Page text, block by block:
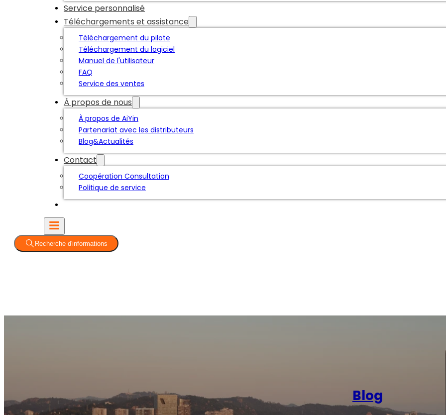
Service personnalisé
Téléchargements et assistance
Téléchargement du pilote
Téléchargement du logiciel
Manuel de l'utilisateur
FAQ
Service des ventes
À propos de nous
À propos de AiYin
Partenariat avec les distributeurs
Blog&Actualités
Contact
Coopération Consultation
Politique de service
Recherche d'informations
Blog